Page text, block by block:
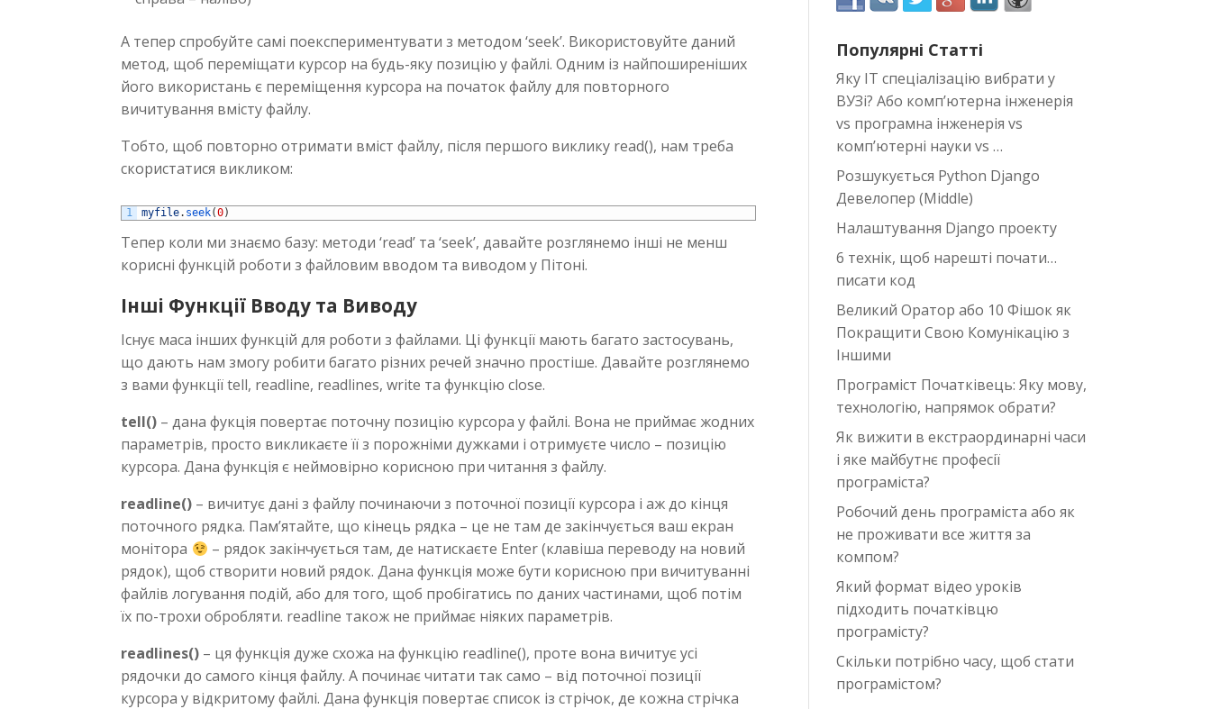
А тепер спробуйте самі поекспериментувати з методом ‘seek’. Використовуйте даний
метод, щоб переміщати курсор на будь-яку позицію у файлі. Одним із найпоширеніших
його використань є переміщення курсора на початок файлу для повторного
вичитування вмісту файлу.
Тобто, щоб повторно отримати вміст файлу, після першого виклику read(), нам треба
скористатися викликом:
1 myfile. seek(0)
Тепер коли ми знаємо базу: методи ‘read’ та ‘seek’, давайте розглянемо інші не менш
корисні функцій роботи з файловим вводом та виводом у Пітоні.
Інші Функції Вводу та Виводу
Існує маса інших функцій для роботи з файлами. Ці функції мають багато застосувань,
що дають нам змогу робити багато різних речей значно простіше. Давайте розглянемо
з вами функції tell, readline, readlines, write та функцію close.
tell() – дана фукція повертає поточну позицію курсора у файлі. Вона не приймає жодних
параметрів, просто викликаєте її з порожніми дужками і отримуєте число – позицію
курсора. Дана функція є неймовірно корисною при читання з файлу.
readline() – вичитує дані з файлу починаючи з поточної позиції курсора і аж до кінця
поточного рядка. Пам’ятайте, що кінець рядка – це не там де закінчується ваш екран
монітора
– рядок закінчується там, де натискаєте Enter (клавіша переводу на новий
рядок), щоб створити новий рядок. Дана функція може бути корисною при вичитуванні
файлів логування подій, або для того, щоб пробігатись по даних частинами, щоб потім
їх по-трохи обробляти. readline також не приймає ніяких параметрів.
readlines() – ця функція дуже схожа на функцію readline(), проте вона вичитує усі
рядочки до самого кінця файлу. А починає читати так само – від поточної позиції
курсора у відкритому файлі. Дана функція повертає список із стрічок, де кожна стрічка
Популярні Статті
Яку IT спеціалізацію вибрати у
ВУЗі? Або комп’ютерна інженерія
vs програмна інженерія vs
комп’ютерні науки vs …
Розшукується Python Django
Девелопер (Middle)
Налаштування Django проекту
6 технік, щоб нарешті почати…
писати код
Великий Оратор або 10 Фішок як
Покращити Свою Комунікацію з
Іншими
Програміст Початківець: Яку мову,
технологію, напрямок обрати?
Як вижити в екстраординарні часи
i яке майбутнє професії
програміста?
Робочий день програміста або як
не проживати все життя за
компом?
Який формат відео уроків
підходить початківцю
програмісту?
Скільки потрібно часу, щоб стати
програмістом?